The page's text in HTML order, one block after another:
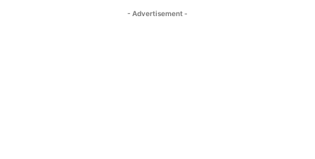
- Advertisement -